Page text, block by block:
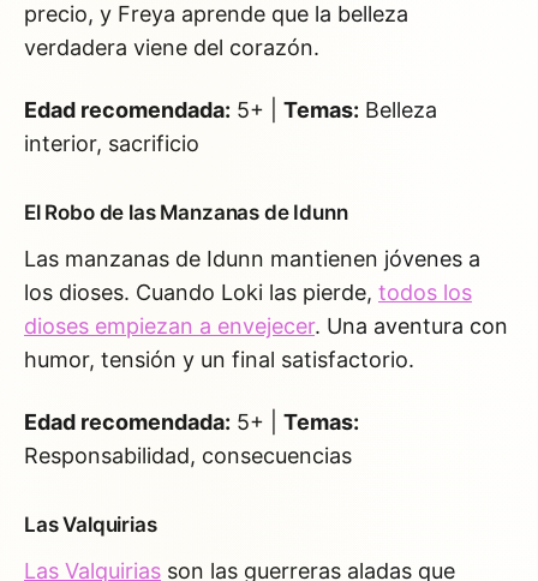
precio, y Freya aprende que la belleza
verdadera viene del corazón.
Edad recomendada: 5+ | Temas: Belleza
interior, sacrificio
El Robo de las Manzanas de Idunn
Las manzanas de Idunn mantienen jóvenes a
los dioses. Cuando Loki las pierde, todos los
dioses empiezan a envejecer. Una aventura con
humor, tensión y un final satisfactorio.
Edad recomendada: 5+ | Temas:
Responsabilidad, consecuencias
Las Valquirias
Las Valquirias son las guerreras aladas que